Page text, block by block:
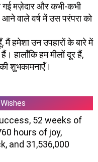
गई मज़ेदार और कभी-कभी
वाले वर्ष में उस परंपरा को
हमेशा उन उपहारों के बारे में
हालाँकि हम मीलों दूर हैं,
शुभकामनाएँ।
52 weeks of
hours of joy,
and 31,536,000